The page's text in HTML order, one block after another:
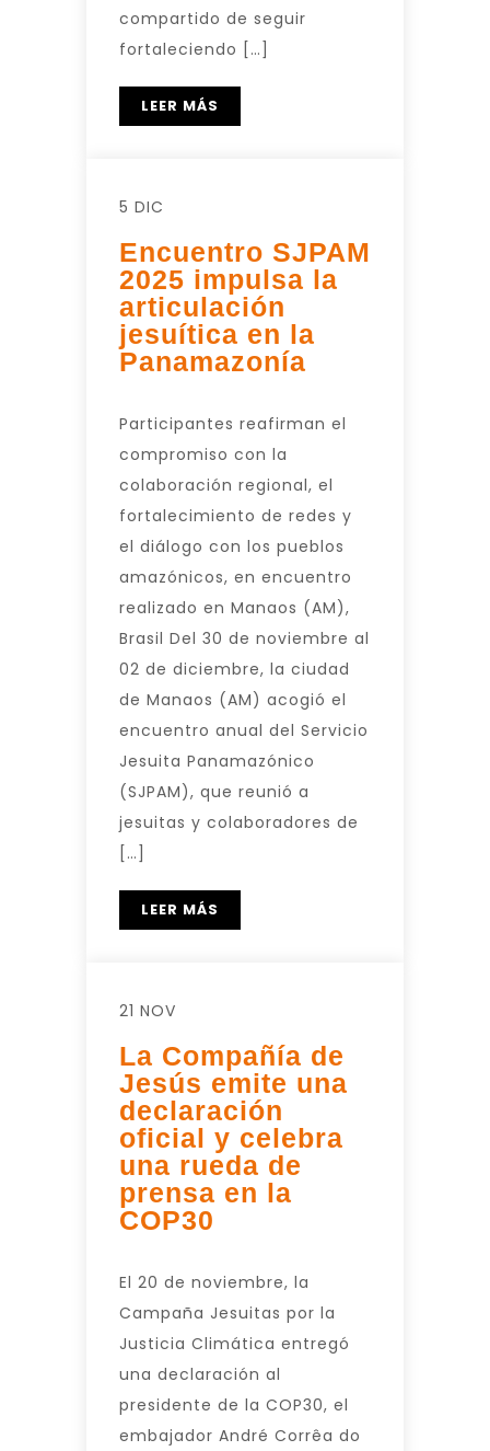
compartido de seguir
fortaleciendo […]
LEER MÁS
5 DIC
Encuentro SJPAM
2025 impulsa la
articulación
jesuítica en la
Panamazonía
Participantes reafirman el
compromiso con la
colaboración regional, el
fortalecimiento de redes y
el diálogo con los pueblos
amazónicos, en encuentro
realizado en Manaos (AM),
Brasil Del 30 de noviembre al
02 de diciembre, la ciudad
de Manaos (AM) acogió el
encuentro anual del Servicio
Jesuita Panamazónico
(SJPAM), que reunió a
jesuitas y colaboradores de
[…]
LEER MÁS
21 NOV
La Compañía de
Jesús emite una
declaración
oficial y celebra
una rueda de
prensa en la
COP30
El 20 de noviembre, la
Campaña Jesuitas por la
Justicia Climática entregó
una declaración al
presidente de la COP30, el
embajador André Corrêa do